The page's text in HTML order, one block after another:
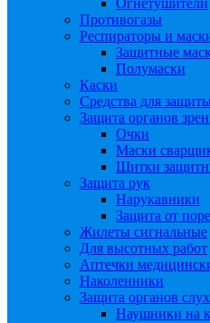
Огнетушители
Противогазы
Респираторы и
Защитные
Полумаски
Каски
Средства для
Защита органов
Очки
Маски
Щитки
Защита рук
Нарукавники
Защита от
Жилеты сигнальные
Для высотных работ
Аптечки
Наколенники
Защита органов
Наушники на